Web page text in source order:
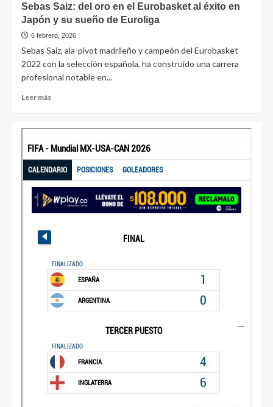
Sebas Saiz: del oro en el Eurobasket al éxito en
Japón y su sueño de Euroliga
6 febrero, 2026
Sebas Saiz, ala-pívot madrileño y campeón del Eurobasket
2022 con la selección española, ha construido una carrera
profesional notable en...
Leer más